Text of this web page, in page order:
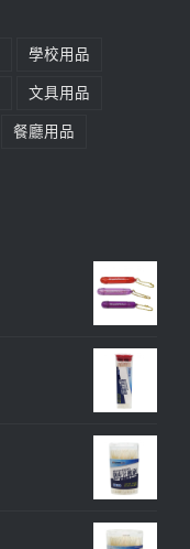
學校用品
文具用品
餐廳用品